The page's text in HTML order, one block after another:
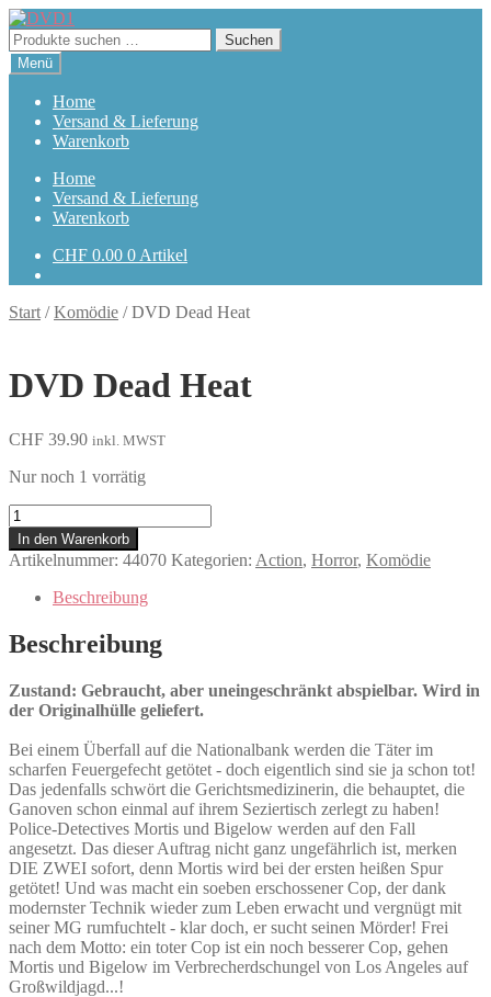
Zur
Navigation
springen
Zum
Inhalt
springen
Suchen
nach:
Suchen
Menü
Home
Versand & Lieferung
Warenkorb
Home
Versand & Lieferung
Warenkorb
CHF 0.00 0 Artikel
Start /Komödie /DVD Dead Heat
DVD Dead Heat
CHF 39.90 inkl. MWST
Nur noch 1 vorrätig
Dead
Heat
Menge
In den Warenkorb
Artikelnummer: 44070 Kategorien: Action, Horror, Komödie
Beschreibung
Beschreibung
Zustand: Gebraucht, aber uneingeschränkt abspielbar. Wird in
der Originalhülle geliefert.
Bei einem Überfall auf die Nationalbank werden die Täter im
scharfen Feuergefecht getötet - doch eigentlich sind sie ja schon tot!
Das jedenfalls schwört die Gerichtsmedizinerin, die behauptet, die
Ganoven schon einmal auf ihrem Seziertisch zerlegt zu haben!
Police-Detectives Mortis und Bigelow werden auf den Fall
angesetzt. Das dieser Auftrag nicht ganz ungefährlich ist, merken
DIE ZWEI sofort, denn Mortis wird bei der ersten heißen Spur
getötet! Und was macht ein soeben erschossener Cop, der dank
modernster Technik wieder zum Leben erwacht und vergnügt mit
seiner MG rumfuchtelt - klar doch, er sucht seinen Mörder! Frei
nach dem Motto: ein toter Cop ist ein noch besserer Cop, gehen
Mortis und Bigelow im Verbrecherdschungel von Los Angeles auf
Großwildjagd...!